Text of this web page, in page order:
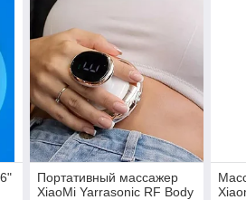
Портативный массажер
XiaoMi Yarrasonic RF Body